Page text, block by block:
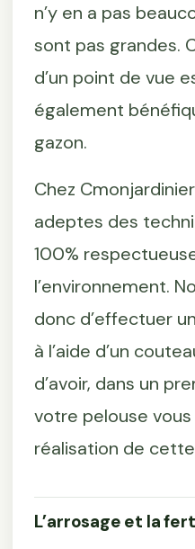
n’y en a pas
sont pas grandes.
d’un point de vue
également
gazon.
Chez
adeptes des
100%
l’environnement.
donc d’effectuer
à l’aide d’un
d’avoir, dans un
votre pelouse vous
réalisation de
L’arrosage et la